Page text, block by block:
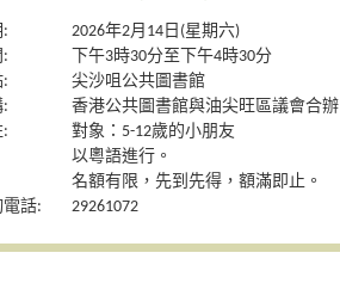
:
2026年2月14日(星期六)
:
下午3時30分至下午4時30分
:
尖沙咀公共圖書館
:
香港公共圖書館與油尖旺區議會合辦
:
對象：5-12歲的小朋友
以粵語進行。
名額有限，先到先得，額滿即止。
話:
29261072